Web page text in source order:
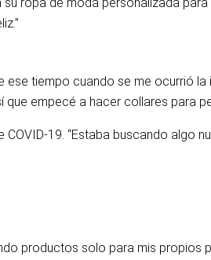
tiempo cuando se me ocurrió
empecé a hacer collares para
19. “Estaba buscando algo
productos solo para mis propios